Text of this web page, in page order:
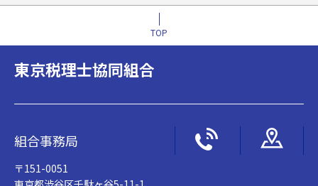
TOP
東京税理士協同組合
組合事務局
〒151-0051